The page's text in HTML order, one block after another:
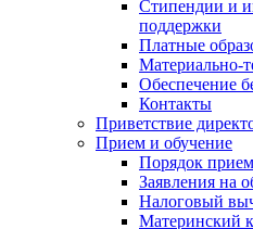
Стипендии и
поддержки
Платные
Материально-
Обеспечение
Контакты
Приветствие
Прием и обучение
Порядок
Заявления на
Налоговый
Материнский